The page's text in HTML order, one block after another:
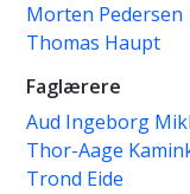
Morten Pedersen
Thomas Haupt
Faglærere
Aud Ingeborg
Thor-Aage
Trond Eide